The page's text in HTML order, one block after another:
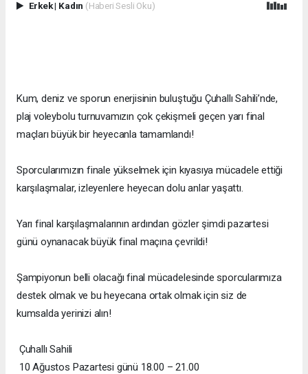
Erkek| Kadın (Haberi Sesli Oku)
Kum, deniz ve sporun enerjisinin buluştuğu Çuhallı Sahili’nde,
plaj voleybolu turnuvamızın çok çekişmeli geçen yarı final
maçları büyük bir heyecanla tamamlandı!
Sporcularımızın finale yükselmek için kıyasıya mücadele ettiği
karşılaşmalar, izleyenlere heyecan dolu anlar yaşattı.
Yarı final karşılaşmalarının ardından gözler şimdi pazartesi
günü oynanacak büyük final maçına çevrildi!
Şampiyonun belli olacağı final mücadelesinde sporcularımıza
destek olmak ve bu heyecana ortak olmak için siz de
kumsalda yerinizi alın!
Çuhallı Sahili
10 Ağustos Pazartesi günü 18.00 – 21.00